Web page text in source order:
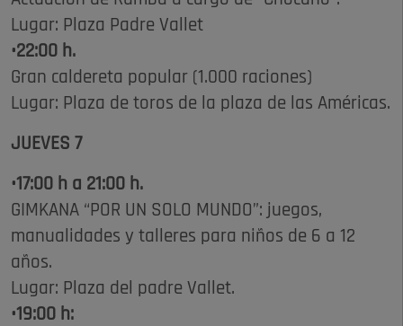
Lugar: Plaza Padre Vallet
•22:00 h.
Gran caldereta popular (1.000 raciones)
Lugar: Plaza de toros de la plaza de las Américas.
JUEVES 7
•17:00 h a 21:00 h.
GIMKANA “POR UN SOLO MUNDO”: juegos,
manualidades y talleres para niños de 6 a 12
años.
Lugar: Plaza del padre Vallet.
•19:00 h: